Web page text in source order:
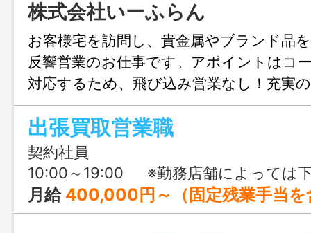
株式会社いーふらん
お客様宅を訪問し、貴金属やブランド品
反響営業のお仕事です。アポイントはコ
対応するため、飛び込み営業なし！充実
のサポートで未経験でも安心してスター
出張買取営業職
契約社員
10:00～19:00 ※勤務店舗によっては下記の勤務パターンもあり。 ①09:00～18:00
月給 400,000円～（固定残業手当を含む） 【給与内訳】 基本給：230,000円 秘密保持手当：40,000円 固定残業代：80,000円 営業